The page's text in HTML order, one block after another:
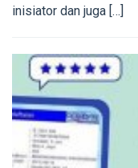
inisiator dan juga […]